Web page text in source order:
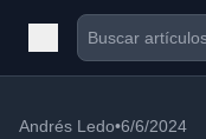
Andrés Ledo•6/6/2024